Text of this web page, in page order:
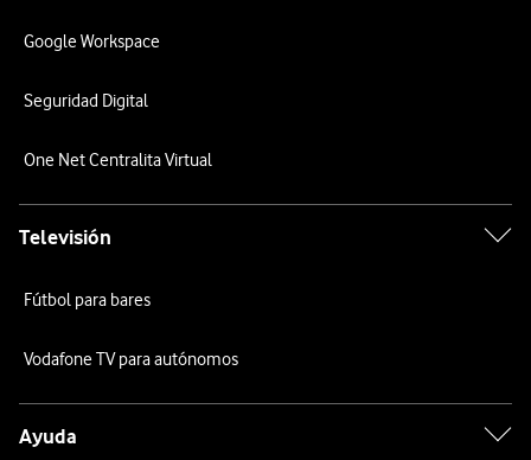
Google Workspace
Seguridad Digital
One Net Centralita Virtual
Televisión
Fútbol para bares
Vodafone TV para autónomos
Ayuda